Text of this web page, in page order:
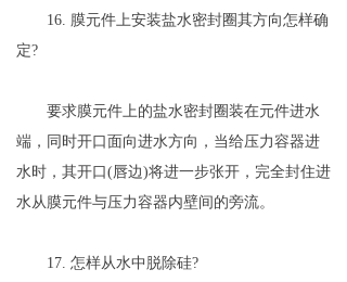
16. 膜元件上安装盐水密封圈其方向怎样确
定?
要求膜元件上的盐水密封圈装在元件进水
端，同时开口面向进水方向，当给压力容器进
水时，其开口(唇边)将进一步张开，完全封住进
水从膜元件与压力容器内壁间的旁流。
17. 怎样从水中脱除硅?